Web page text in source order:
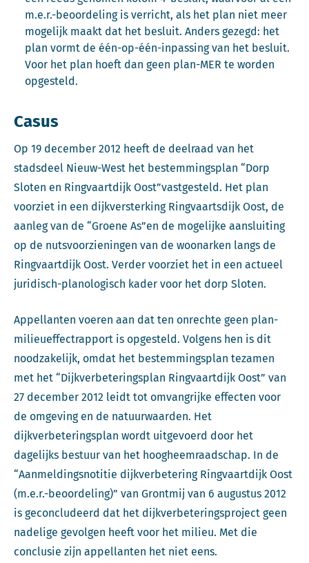
m.e.r.-beoordeling is verricht, als het plan niet meer
mogelijk maakt dat het besluit. Anders gezegd: het
plan vormt de één-op-één-inpassing van het besluit.
Voor het plan hoeft dan geen plan-MER te worden
opgesteld.
Casus
Op 19 december 2012 heeft de deelraad van het
stadsdeel Nieuw-West het bestemmingsplan “Dorp
Sloten en Ringvaartdijk Oost”vastgesteld. Het plan
voorziet in een dijkversterking Ringvaartsdijk Oost, de
aanleg van de “Groene As”en de mogelijke aansluiting
op de nutsvoorzieningen van de woonarken langs de
Ringvaartdijk Oost. Verder voorziet het in een actueel
juridisch-planologisch kader voor het dorp Sloten.
Appellanten voeren aan dat ten onrechte geen plan-
milieueffectrapport is opgesteld. Volgens hen is dit
noodzakelijk, omdat het bestemmingsplan tezamen
met het “Dijkverbeteringsplan Ringvaartdijk Oost” van
27 december 2012 leidt tot omvangrijke effecten voor
de omgeving en de natuurwaarden. Het
dijkverbeteringsplan wordt uitgevoerd door het
dagelijks bestuur van het hoogheemraadschap. In de
“Aanmeldingsnotitie dijkverbetering Ringvaartdijk Oost
(m.e.r.-beoordeling)” van Grontmij van 6 augustus 2012
is geconcludeerd dat het dijkverbeteringsproject geen
nadelige gevolgen heeft voor het milieu. Met die
conclusie zijn appellanten het niet eens.